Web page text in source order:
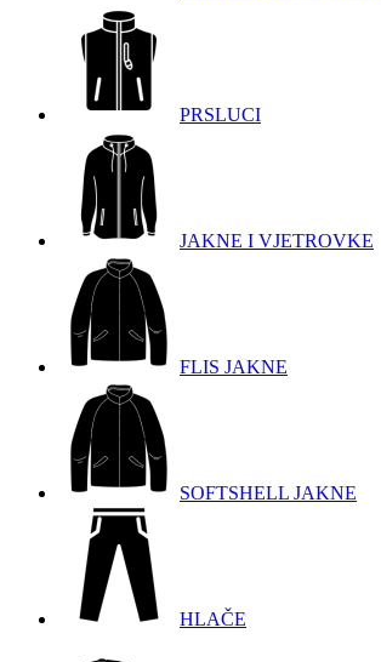
PRSLUCI
JAKNE I VJETROVKE
FLIS JAKNE
SOFTSHELL JAKNE
HLAČE